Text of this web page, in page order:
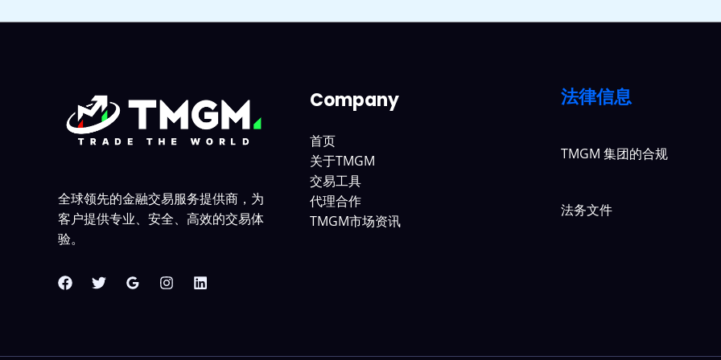
全球领先的金融交易服务提供商，为
客户提供专业、安全、高效的交易体
验。
Company
首页
关于TMGM
交易工具
代理合作
TMGM市场资讯
法律信息
TMGM 集团的合规
法务文件